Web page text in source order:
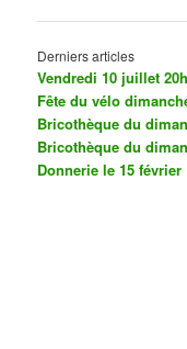
articles
Derniers articles
Vendredi 10 juillet
Fête du vélo
Bricothèque du
Bricothèque du
Donnerie le 15 février